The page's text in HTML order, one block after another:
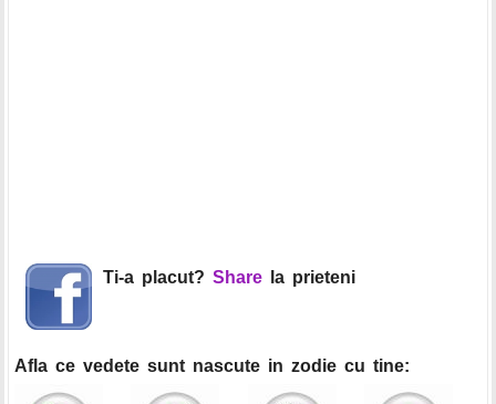
Ti-a placut? Share la prieteni
Afla ce vedete sunt nascute in zodie cu tine: